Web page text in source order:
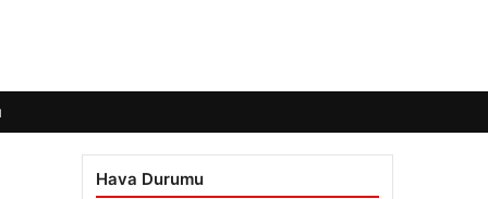
Hava Durumu